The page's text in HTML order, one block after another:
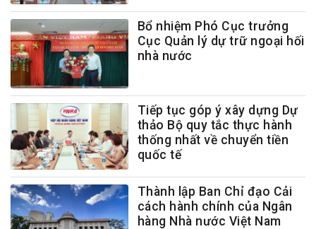
Bổ nhiệm Phó Cục trưởng
Cục Quản lý dự trữ ngoại hối
nhà nước
Tiếp tục góp ý xây dựng Dự
thảo Bộ quy tắc thực hành
thống nhất về chuyển tiền
quốc tế
Thành lập Ban Chỉ đạo Cải
cách hành chính của Ngân
hàng Nhà nước Việt Nam